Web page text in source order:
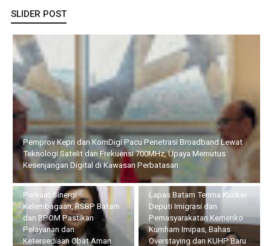
SLIDER POST
Pemprov Kepri dan KomDigi Pacu Penetrasi Broadband Lewat
Teknologi Satelit dan Frekuensi 700MHz, Upaya Memutus
Kesenjangan Digital di Kawasan Perbatasan
Perkuat Sinergi
Kelembagaan, RSBP Batam
dan BPOM Pastikan
Pelayanan dan
Ketersediaan Obat Aman
Lapas Batam Terima Kunker
Deputi Imigrasi dan
Pemasyarakatan Kemenko
Kumham Imipas, Bahas
Overstaying dan KUHP Baru